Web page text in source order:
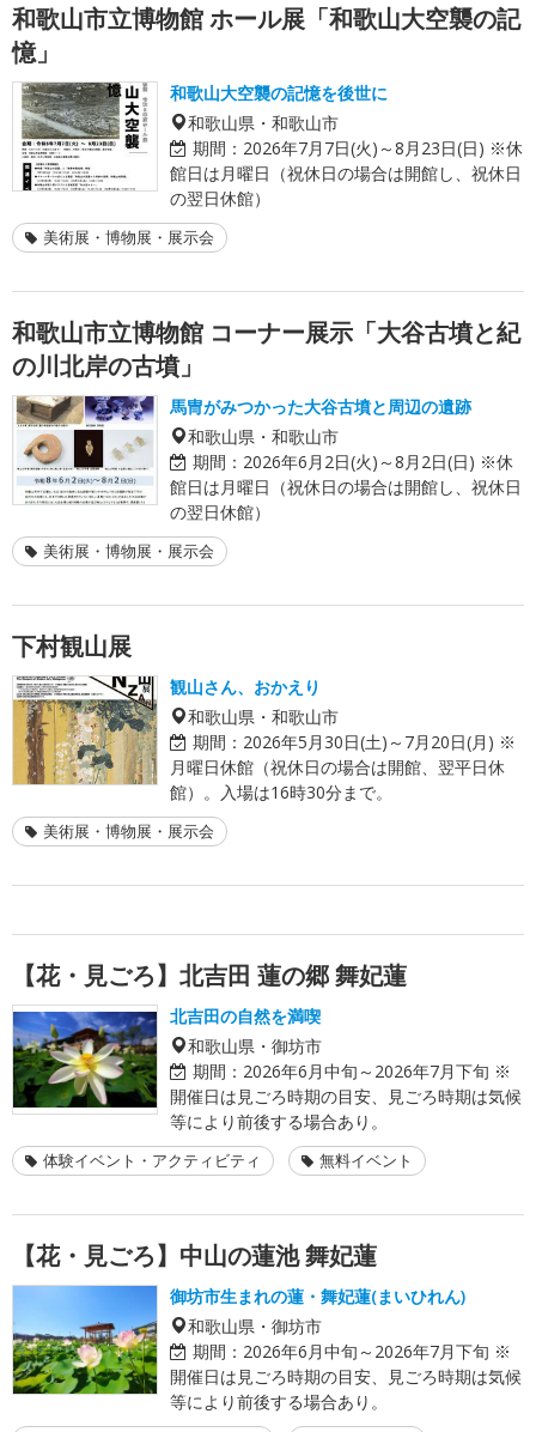
和歌山市立博物館 ホール展「和歌山大空襲の記
憶」
和歌山大空襲の記憶を後世に
和歌山県・和歌山市
期間： 2026年7月7日(火)～8月23日(日) ※休
館日は月曜日（祝休日の場合は開館し、祝休日
の翌日休館）
美術展・博物展・展示会
和歌山市立博物館 コーナー展示「大谷古墳と紀
の川北岸の古墳」
馬冑がみつかった大谷古墳と周辺の遺跡
和歌山県・和歌山市
期間： 2026年6月2日(火)～8月2日(日) ※休
館日は月曜日（祝休日の場合は開館し、祝休日
の翌日休館）
美術展・博物展・展示会
下村観山展
観山さん、おかえり
和歌山県・和歌山市
期間： 2026年5月30日(土)～7月20日(月) ※
月曜日休館（祝休日の場合は開館、翌平日休
館）。入場は16時30分まで。
美術展・博物展・展示会
【花・見ごろ】北吉田 蓮の郷 舞妃蓮
北吉田の自然を満喫
和歌山県・御坊市
期間： 2026年6月中旬～2026年7月下旬 ※
開催日は見ごろ時期の目安、見ごろ時期は気候
等により前後する場合あり。
体験イベント・アクティビティ 無料イベント
【花・見ごろ】中山の蓮池 舞妃蓮
御坊市生まれの蓮・舞妃蓮(まいひれん)
和歌山県・御坊市
期間： 2026年6月中旬～2026年7月下旬 ※
開催日は見ごろ時期の目安、見ごろ時期は気候
等により前後する場合あり。